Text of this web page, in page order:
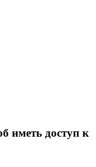
иметь доступ к